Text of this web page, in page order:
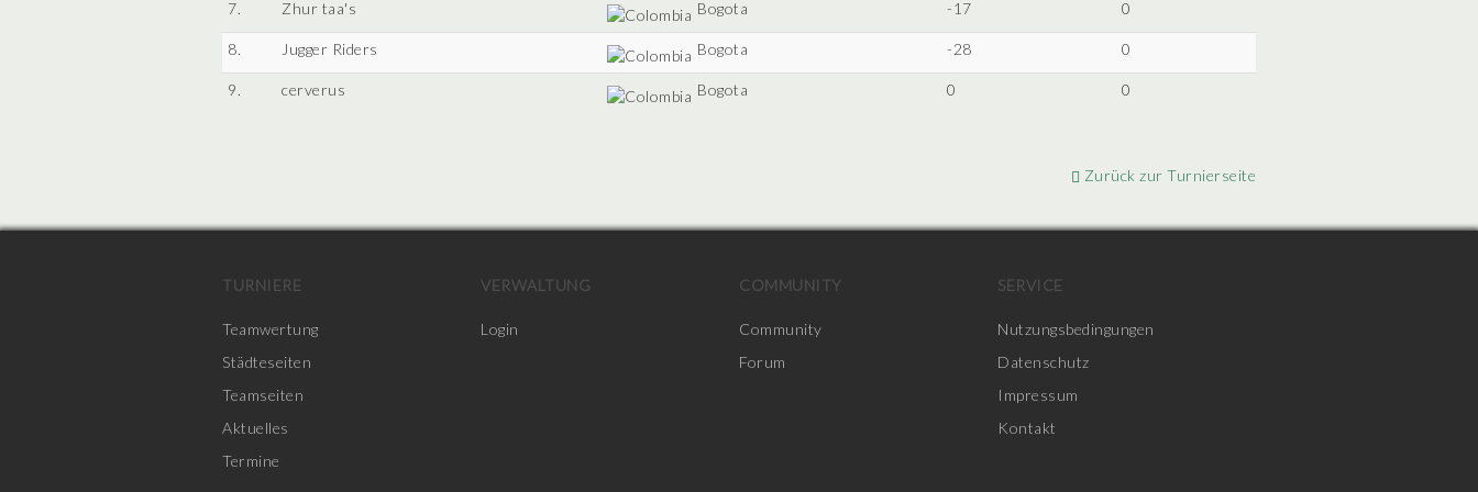
7. Zhur taa's Bogota -17 0
8. Jugger Riders Bogota -28 0
9. cerverus Bogota 0 0
Zurück zur Turnierseite
TURNIERE
Teamwertung
Städteseiten
Teamseiten
Aktuelles
Termine
VERWALTUNG
Login
COMMUNITY
Community
Forum
SERVICE
Nutzungsbedingungen
Datenschutz
Impressum
Kontakt